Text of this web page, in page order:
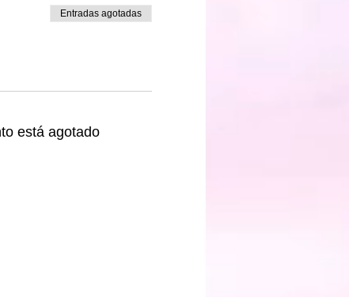
Entradas agotadas
está agotado